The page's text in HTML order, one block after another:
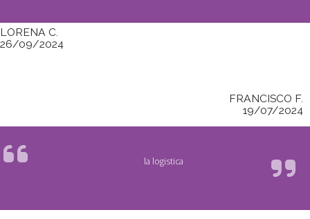
LORENA C.
26/09/2024
FRANCISCO F.
19/07/2024
la logistica